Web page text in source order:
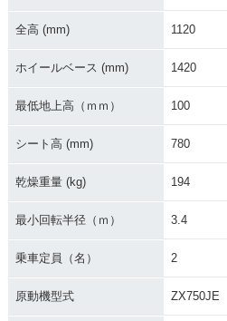
全高 (mm) 1120
ホイールベース (mm) 1420
最低地上高（ｍｍ） 100
シート高 (mm) 780
乾燥重量 (kg) 194
最小回転半径（ｍ） 3.4
乗車定員（名） 2
原動機型式 ZX750JE